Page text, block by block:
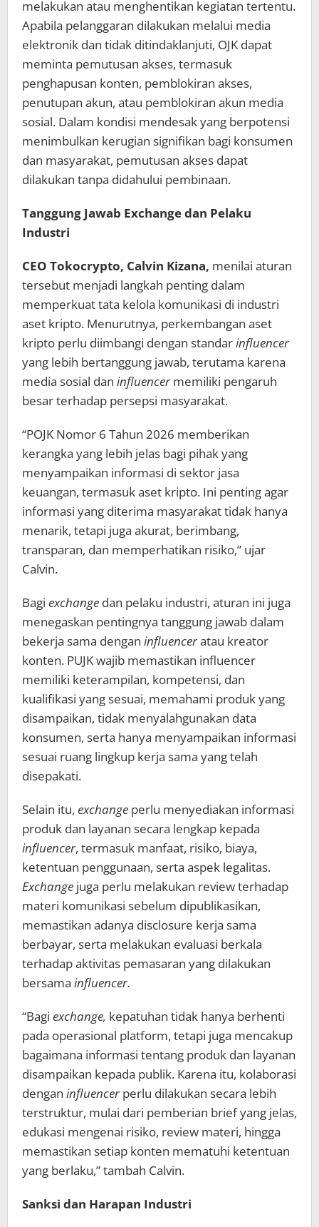
melakukan atau menghentikan kegiatan tertentu.
Apabila pelanggaran dilakukan melalui media
elektronik dan tidak ditindaklanjuti, OJK dapat
meminta pemutusan akses, termasuk
penghapusan konten, pemblokiran akses,
penutupan akun, atau pemblokiran akun media
sosial. Dalam kondisi mendesak yang berpotensi
menimbulkan kerugian signifikan bagi konsumen
dan masyarakat, pemutusan akses dapat
dilakukan tanpa didahului pembinaan.
Tanggung Jawab Exchange dan Pelaku
Industri
CEO Tokocrypto, Calvin Kizana, menilai aturan
tersebut menjadi langkah penting dalam
memperkuat tata kelola komunikasi di industri
aset kripto. Menurutnya, perkembangan aset
kripto perlu diimbangi dengan standarinfluencer
yang lebih bertanggung jawab, terutama karena
media sosial dan influencermemiliki pengaruh
besar terhadap persepsi masyarakat.
“POJK Nomor 6 Tahun 2026 memberikan
kerangka yang lebih jelas bagi pihak yang
menyampaikan informasi di sektor jasa
keuangan, termasuk aset kripto. Ini penting agar
informasi yang diterima masyarakat tidak hanya
menarik, tetapi juga akurat, berimbang,
transparan, dan memperhatikan risiko,” ujar
Calvin.
Bagi exchange dan pelaku industri, aturan ini juga
menegaskan pentingnya tanggung jawab dalam
bekerja sama dengan influenceratau kreator
konten. PUJK wajib memastikan influencer
memiliki keterampilan, kompetensi, dan
kualifikasi yang sesuai, memahami produk yang
disampaikan, tidak menyalahgunakan data
konsumen, serta hanya menyampaikan informasi
sesuai ruang lingkup kerja sama yang telah
disepakati.
Selain itu, exchange perlu menyediakan informasi
produk dan layanan secara lengkap kepada
influencer, termasuk manfaat, risiko, biaya,
ketentuan penggunaan, serta aspek legalitas.
Exchange juga perlu melakukan review terhadap
materi komunikasi sebelum dipublikasikan,
memastikan adanya disclosure kerja sama
berbayar, serta melakukan evaluasi berkala
terhadap aktivitas pemasaran yang dilakukan
bersama influencer.
“Bagi exchange, kepatuhan tidak hanya berhenti
pada operasional platform, tetapi juga mencakup
bagaimana informasi tentang produk dan layanan
disampaikan kepada publik. Karena itu, kolaborasi
dengan influencerperlu dilakukan secara lebih
terstruktur, mulai dari pemberian brief yang jelas,
edukasi mengenai risiko, review materi, hingga
memastikan setiap konten mematuhi ketentuan
yang berlaku,” tambah Calvin.
Sanksi dan Harapan Industri